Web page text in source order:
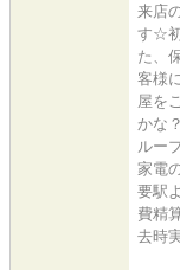
来店
す☆
た、
客様
屋を
かな
ルー
家電
要駅
費精
去時